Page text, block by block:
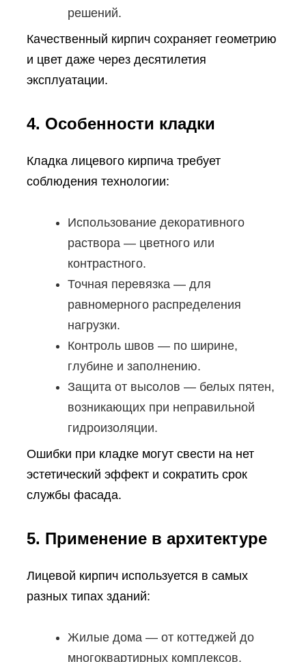
решений.
Качественный кирпич сохраняет геометрию
и цвет даже через десятилетия
эксплуатации.
4. Особенности кладки
Кладка лицевого кирпича требует
соблюдения технологии:
Использование декоративного
раствора — цветного или
контрастного.
Точная перевязка — для
равномерного распределения
нагрузки.
Контроль швов — по ширине,
глубине и заполнению.
Защита от высолов — белых пятен,
возникающих при неправильной
гидроизоляции.
Ошибки при кладке могут свести на нет
эстетический эффект и сократить срок
службы фасада.
5. Применение в архитектуре
Лицевой кирпич используется в самых
разных типах зданий:
Жилые дома — от коттеджей до
многоквартирных комплексов.